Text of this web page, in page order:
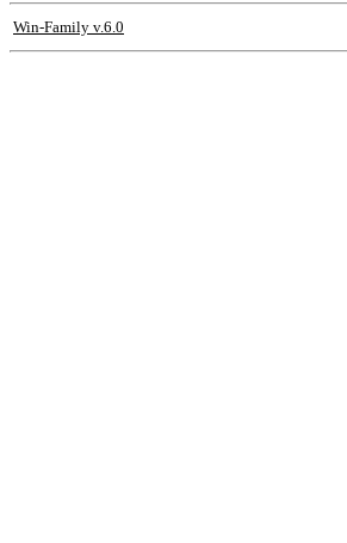
Win-Family v.6.0